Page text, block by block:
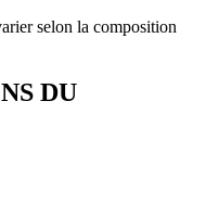
selon la composition
DU